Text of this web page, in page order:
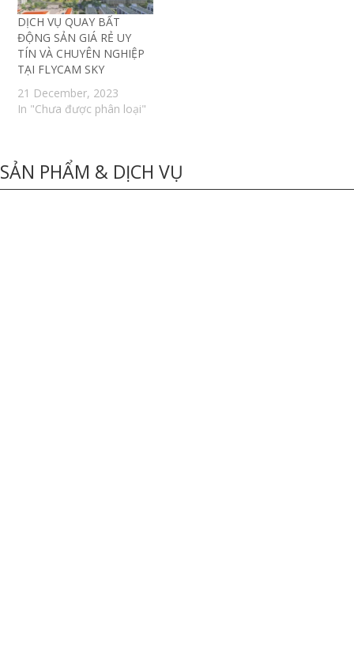
DỊCH VỤ QUAY BẤT
ĐỘNG SẢN GIÁ RẺ UY
TÍN VÀ CHUYÊN NGHIỆP
TẠI FLYCAM SKY
21 December, 2023
In "Chưa được phân loại"
SẢN PHẨM & DỊCH VỤ